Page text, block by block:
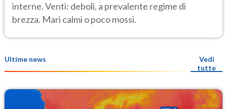
interne. Venti: deboli, a prevalente regime di
brezza. Mari calmi o poco mossi.
Ultime news
Vedi
tutte